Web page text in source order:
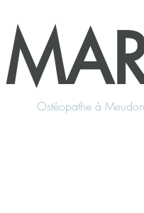
Ostéopathe à